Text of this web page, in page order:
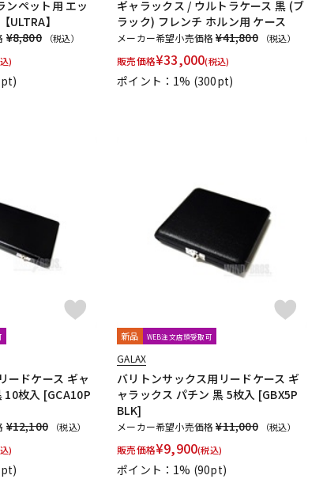
ンペット用 エッ
ULTRA】
¥8,800 （税込）
)
ギャラックス / ウルトラケース 黒 (ブ
ラック) フレンチ ホルン用 ケース
メーカー希望小売価格¥41,800 （税込）
販売価格¥33,000(税込)
ポイント：1% (300pt)
ードケース ギャ
10枚入 [GCA10P
¥12,100 （税込）
)
新品 WEB注文店頭受取可
GALAX
バリトンサックス用リードケース ギ
ャラックス パチン 黒 5枚入 [GBX5P
BLK]
メーカー希望小売価格¥11,000 （税込）
販売価格¥9,900(税込)
ポイント：1% (90pt)